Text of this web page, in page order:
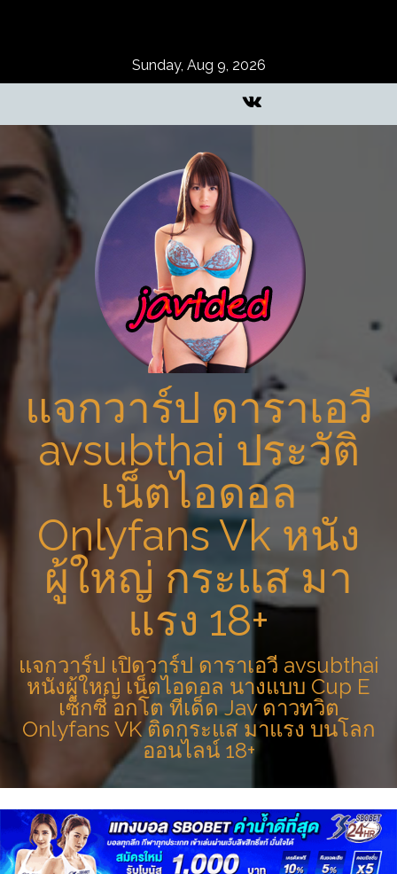
Sunday, Aug 9, 2026
แจกวาร์ป ดาราเอวี
avsubthai ประวัติ
เน็ตไอดอล
Onlyfans Vk หนัง
ผู้ใหญ่ กระแส มา
แรง 18+
แจกวาร์ป เปิดวาร์ป ดาราเอวี avsubthai
หนังผู้ใหญ่ เน็ตไอดอล นางแบบ Cup E
เซ็กซี่ อกโต ทีเด็ด Jav ดาวทวิต
Onlyfans VK ติดกระแส มาแรง บนโลก
ออนไลน์ 18+